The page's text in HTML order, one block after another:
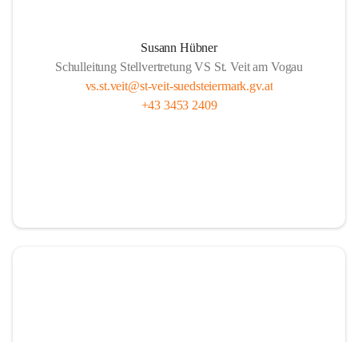
Susann Hübner
Schulleitung Stellvertretung VS St. Veit am Vogau
vs.st.veit@st-veit-suedsteiermark.gv.at
+43 3453 2409